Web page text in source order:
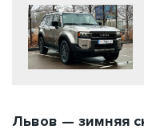
Львов — зимняя